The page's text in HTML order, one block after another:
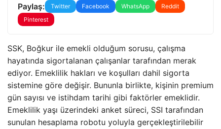
Paylaş: Twitter Facebook WhatsApp
Reddit
Pinterest
SSK, Boğkur ile emekli olduğum sorusu, çalışma
hayatında sigortalanan çalışanlar tarafından merak
ediyor. Emeklilik hakları ve koşulları dahil sigorta
sistemine göre değişir. Bununla birlikte, kişinin premium
gün sayısı ve istihdam tarihi gibi faktörler emeklidir.
Emeklilik yaşı üzerindeki anket süreci, SSI tarafından
sunulan hesaplama robotu yoluyla gerçekleştirilebilir